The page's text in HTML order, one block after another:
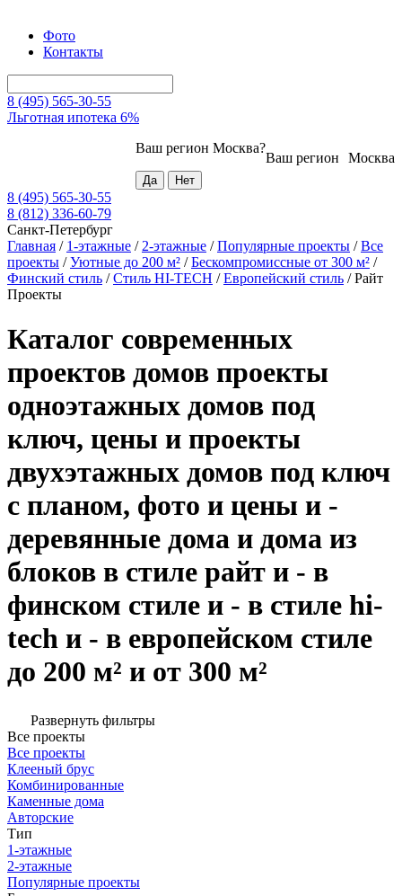
Фото
Контакты
8 (495) 565-30-55
Льготная ипотека 6%
Москва
Ваш регион
Ваш регион Москва?
8 (495) 565-30-55
8 (812) 336-60-79
Санкт-Петербург
Главная / 1-этажные / 2-этажные /Популярные проекты /Все
проекты /Уютные до 200 м² /Бескомпромиссные от 300 м² /
Финский стиль /Стиль HI-TECH /Европейский стиль /Райт
Проекты
Каталог современных
проектов домов проекты
одноэтажных домов под
ключ, цены и проекты
двухэтажных домов под ключ
с планом, фото и цены и -
деревянные дома и дома из
блоков в стиле райт и - в
финском стиле и - в стиле hi-
tech и - в европейском стиле
до 200 м² и от 300 м²
Развернуть фильтры
Все проекты
Все проекты
Клееный брус
Комбинированные
Каменные дома
Авторские
Тип
1-этажные
2-этажные
Популярные проекты